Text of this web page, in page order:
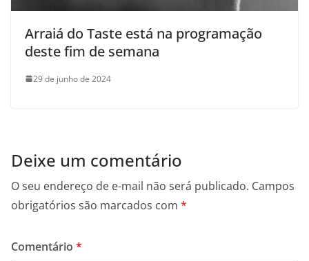
Arraiá do Taste está na programação
deste fim de semana
29 de junho de 2024
Deixe um comentário
O seu endereço de e-mail não será publicado. Campos
obrigatórios são marcados com *
Comentário *